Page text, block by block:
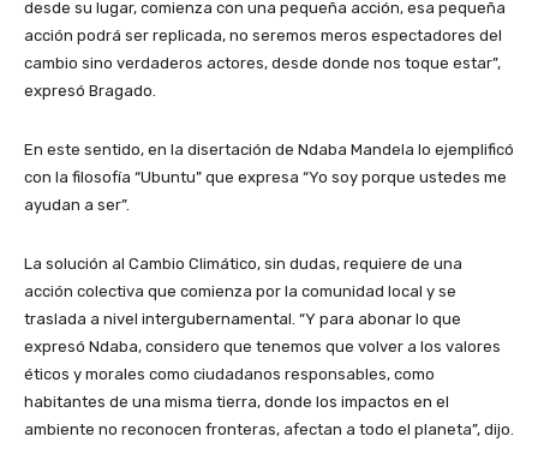
desde su lugar, comienza con una pequeña acción, esa pequeña
acción podrá ser replicada, no seremos meros espectadores del
cambio sino verdaderos actores, desde donde nos toque estar”,
expresó Bragado.
En este sentido, en la disertación de Ndaba Mandela lo ejemplificó
con la filosofía “Ubuntu” que expresa “Yo soy porque ustedes me
ayudan a ser”.
La solución al Cambio Climático, sin dudas, requiere de una
acción colectiva que comienza por la comunidad local y se
traslada a nivel intergubernamental. “Y para abonar lo que
expresó Ndaba, considero que tenemos que volver a los valores
éticos y morales como ciudadanos responsables, como
habitantes de una misma tierra, donde los impactos en el
ambiente no reconocen fronteras, afectan a todo el planeta”, dijo.